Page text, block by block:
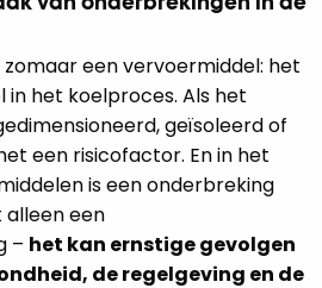
zomaar een vervoermiddel: het
in het koelproces. Als het
geïsoleerd of
een risicofactor. En in het
is een onderbreking
een
– het kan ernstige gevolgen
de regelgeving en de